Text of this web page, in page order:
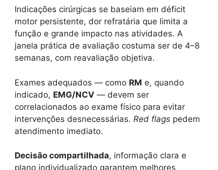
Indicações cirúrgicas se baseiam em déficit
motor persistente, dor refratária que limita a
função e grande impacto nas atividades. A
janela prática de avaliação costuma ser de 4–8
semanas, com reavaliação objetiva.
Exames adequados — como RM e, quando
indicado, EMG/NCV — devem ser
correlacionados ao exame físico para evitar
intervenções desnecessárias. Red flags pedem
atendimento imediato.
Decisão compartilhada, informação clara e
plano individualizado garantem melhores